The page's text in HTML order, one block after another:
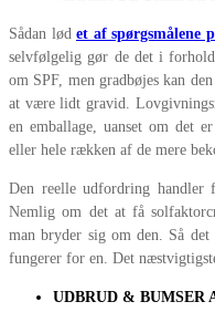
Sådan lød et af spørgsmålene
selvfølgelig gør de det i
om SPF, men gradbøjes kan
at være lidt gravid.
en emballage, uanset om det
eller hele rækken af de mere
Den reelle udfordring handler
Nemlig om det at få
man bryder sig om den. Så
fungerer for en. Det
UDBRUD & BUMSER